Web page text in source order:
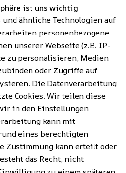
ist uns wichtig
ähnliche Technologien auf
personenbezogene
unserer Webseite (z.B. IP-
zu personalisieren, Medien
oder Zugriffe auf
Die Datenverarbeitung
Cookies. Wir teilen diese
in den Einstellungen
kann mit
eines berechtigten
Zustimmung kann erteilt oder
das Recht, nicht
zur
&
Sicherhei
t
Häufige
Fragen
(FAQ)
AGB | Impressum |
|
|
Widerrufsrecht